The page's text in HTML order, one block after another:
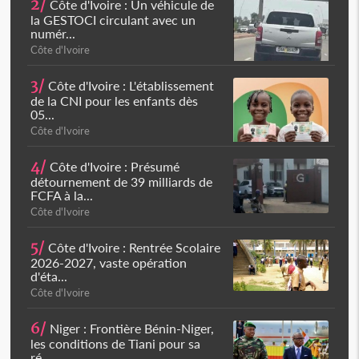
2/ Côte d'Ivoire : Un véhicule de
la GESTOCI circulant avec un
numér...
Côte d'Ivoire
3/ Côte d'Ivoire : L'établissement
de la CNI pour les enfants dès
05...
Côte d'Ivoire
4/ Côte d'Ivoire : Présumé
détournement de 39 milliards de
FCFA à la...
Côte d'Ivoire
5/ Côte d'Ivoire : Rentrée Scolaire
2026-2027, vaste opération
d'éta...
Côte d'Ivoire
6/ Niger : Frontière Bénin-Niger,
les conditions de Tiani pour sa